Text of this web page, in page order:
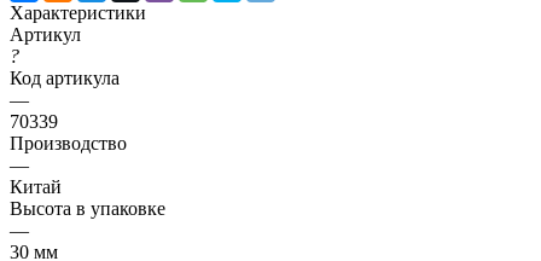
Характеристики
Артикул
?
Код артикула
—
70339
Производство
—
Китай
Высота в упаковке
—
30 мм